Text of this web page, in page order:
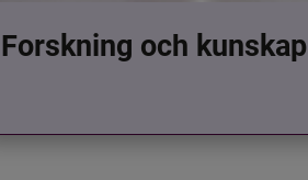
Forskning och kunskap